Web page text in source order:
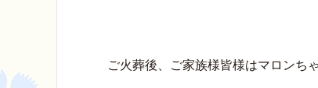
ご火葬後、ご家族様皆様はマロンち